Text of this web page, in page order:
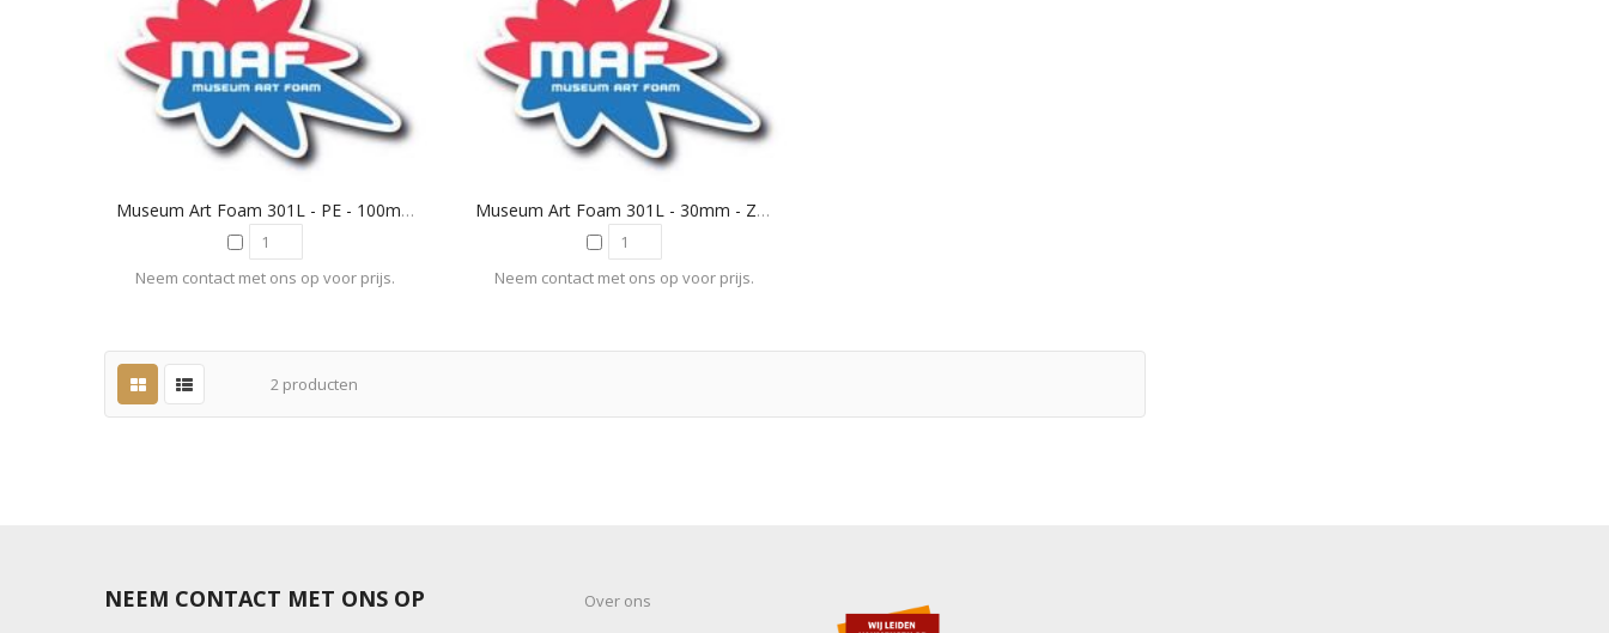
Museum Art Foam 301L - PE - 100mm - Zwart S/S
Neem contact met ons op voor prijs.
Museum Art Foam 301L - 30mm - Zwart S/S
Neem contact met ons op voor prijs.
2 producten
NEEM CONTACT MET ONS OP Over ons